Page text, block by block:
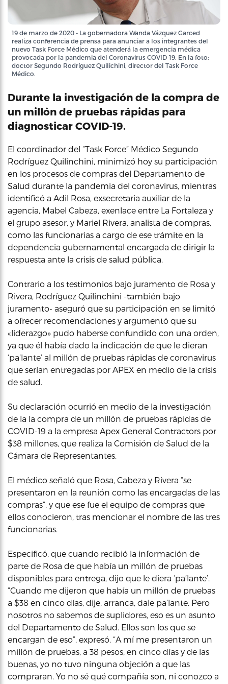
19 de marzo de 2020 - La gobernadora Wanda Vázquez Garced
realiza conferencia de prensa para anunciar a los integrantes del
nuevo Task Force Médico que atenderá la emergencia médica
provocada por la pandemia del Coronavirus COVID-19. En la foto:
doctor Segundo Rodríguez Quilichini, director del Task Force
Médico.
Durante la investigación de la compra de
un millón de pruebas rápidas para
diagnosticar COVID-19.
El coordinador del “Task Force” Médico Segundo
Rodríguez Quilinchini, minimizó hoy su participación
en los procesos de compras del Departamento de
Salud durante la pandemia del coronavirus, mientras
identificó a Adil Rosa, exsecretaria auxiliar de la
agencia, Mabel Cabeza, exenlace entre La Fortaleza y
el grupo asesor, y Mariel Rivera, analista de compras,
como las funcionarias a cargo de ese trámite en la
dependencia gubernamental encargada de dirigir la
respuesta ante la crisis de salud pública.
Contrario a los testimonios bajo juramento de Rosa y
Rivera, Rodríguez Quilinchini -también bajo
juramento- aseguró que su participación en se limitó
a ofrecer recomendaciones y argumentó que su
«liderazgo» pudo haberse confundido con una orden,
ya que él había dado la indicación de que le dieran
‘pa’lante’ al millón de pruebas rápidas de coronavirus
que serían entregadas por APEX en medio de la crisis
de salud.
Su declaración ocurrió en medio de la investigación
de la la compra de un millón de pruebas rápidas de
COVID-19 a la empresa Apex General Contractors por
$38 millones, que realiza la Comisión de Salud de la
Cámara de Representantes.
El médico señaló que Rosa, Cabeza y Rivera “se
presentaron en la reunión como las encargadas de las
compras”, y que ese fue el equipo de compras que
ellos conocieron, tras mencionar el nombre de las tres
funcionarias.
Especificó, que cuando recibió la información de
parte de Rosa de que había un millón de pruebas
disponibles para entrega, dijo que le diera ‘pa’lante’.
“Cuando me dijeron que había un millón de pruebas
a $38 en cinco días, dije, arranca, dale pa’lante. Pero
nosotros no sabemos de suplidores, eso es un asunto
del Departamento de Salud. Ellos son los que se
encargan de eso”, expresó. “A mí me presentaron un
millón de pruebas, a 38 pesos, en cinco días y de las
buenas, yo no tuvo ninguna objeción a que las
compraran. Yo no sé qué compañía son, ni conozco a